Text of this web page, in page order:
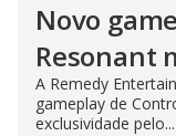
Novo
Resonant
A Remedy
gameplay de
exclusividade pelo...